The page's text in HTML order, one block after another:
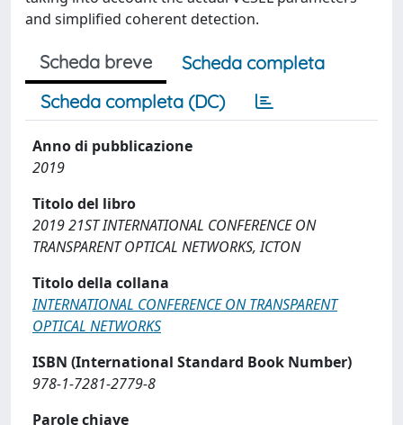
and simplified coherent detection.
Scheda breve
Scheda completa
Scheda completa (DC)
Anno di pubblicazione
2019
Titolo del libro
2019 21ST INTERNATIONAL CONFERENCE ON
TRANSPARENT OPTICAL NETWORKS, ICTON
Titolo della collana
INTERNATIONAL CONFERENCE ON TRANSPARENT
OPTICAL NETWORKS
ISBN (International Standard Book Number)
978-1-7281-2779-8
Parole chiave